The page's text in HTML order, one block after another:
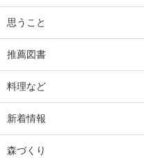
思うこと
推薦図書
料理など
新着情報
森づくり